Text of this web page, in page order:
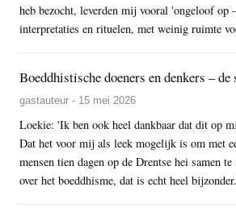
heb bezocht, leverden mij vooral 'ongeloof op
interpretaties en rituelen, met weinig ruimte
Boeddhistische doeners en denkers –
gastauteur - 15 mei 2026
Loekie: 'Ik ben ook heel dankbaar dat dit op
Dat het voor mij als leek mogelijk is om met
mensen tien dagen op de Drentse hei samen
over het boeddhisme, dat is echt heel